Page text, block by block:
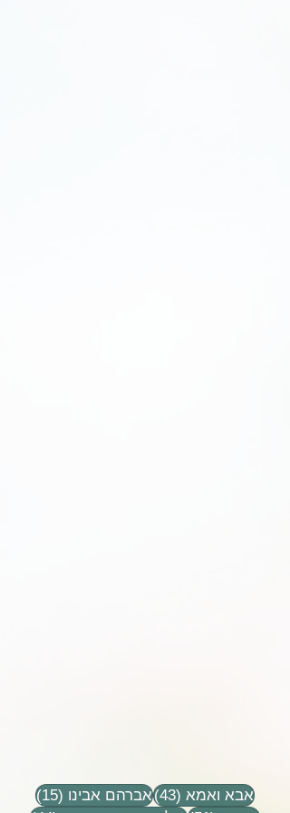
אבא ואמא (43) 43 פוסטים
אברהם אבינו (15)
15 פוסטים